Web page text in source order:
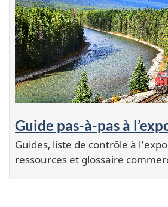
Guide pas-à-pas à
Guides, liste de contrôle à
ressources et glossaire